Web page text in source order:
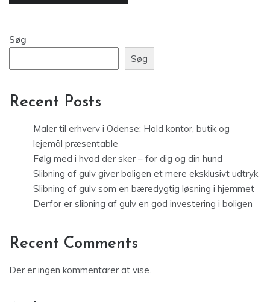
Søg
Søg
Recent Posts
Maler til erhverv i Odense: Hold kontor, butik og
lejemål præsentable
Følg med i hvad der sker – for dig og din hund
Slibning af gulv giver boligen et mere eksklusivt udtryk
Slibning af gulv som en bæredygtig løsning i hjemmet
Derfor er slibning af gulv en god investering i boligen
Recent Comments
Der er ingen kommentarer at vise.